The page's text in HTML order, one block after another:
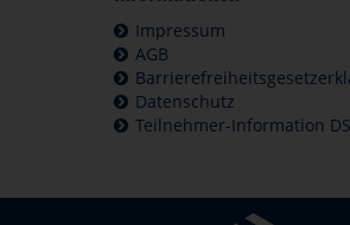
Impressum
AGB
Datenschutz
Teilnehmer-Information